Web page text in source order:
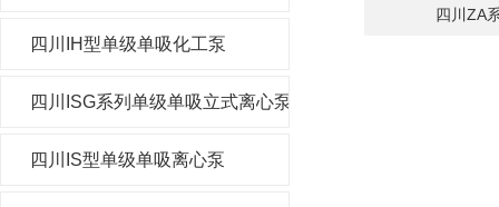
四川IH型单级单吸化工泵
四川ISG系列单级单吸立式离心泵
四川IS型单级单吸离心泵
四川ZA